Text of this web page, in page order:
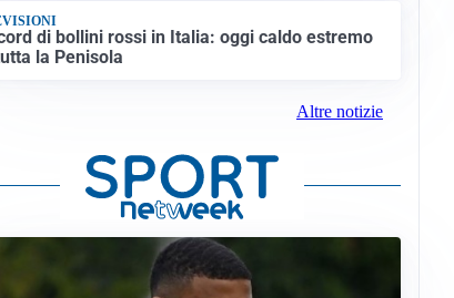
di bollini rossi in Italia: oggi caldo estremo
la Penisola
Altre notizie